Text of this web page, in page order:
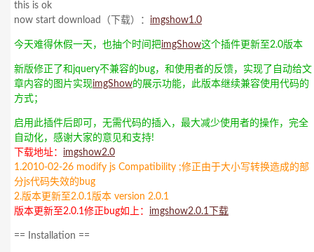
this is ok
now start download（下载）： imgshow1.0
今天难得休假一天，也抽个时间把imgShow这个插件更新至2.0版本
新版修正了和jquery不兼容的bug，和使用者的反馈，实现了自动给文
章内容的图片实现imgShow的展示功能，此版本继续兼容使用代码的
方式；
启用此插件后即可，无需代码的插入，最大减少使用者的操作，完全
自动化，感谢大家的意见和支持!
下载地址： imgshow2.0
1.2010-02-26 modify js Compatibility ;修正由于大小写转换造成的部
分js代码失效的bug
2.版本更新至2.0.1版本 version 2.0.1
版本更新至2.0.1修正bug如上： imgshow2.0.1下载
== Installation ==